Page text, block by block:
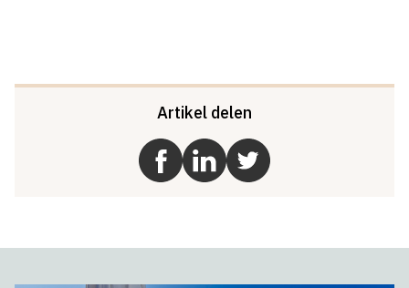
Artikel delen